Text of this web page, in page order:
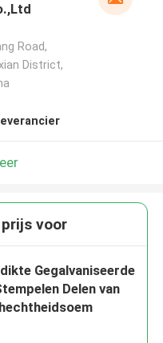
Road,
District,
voor
Gegalvaniseerde
Delen van